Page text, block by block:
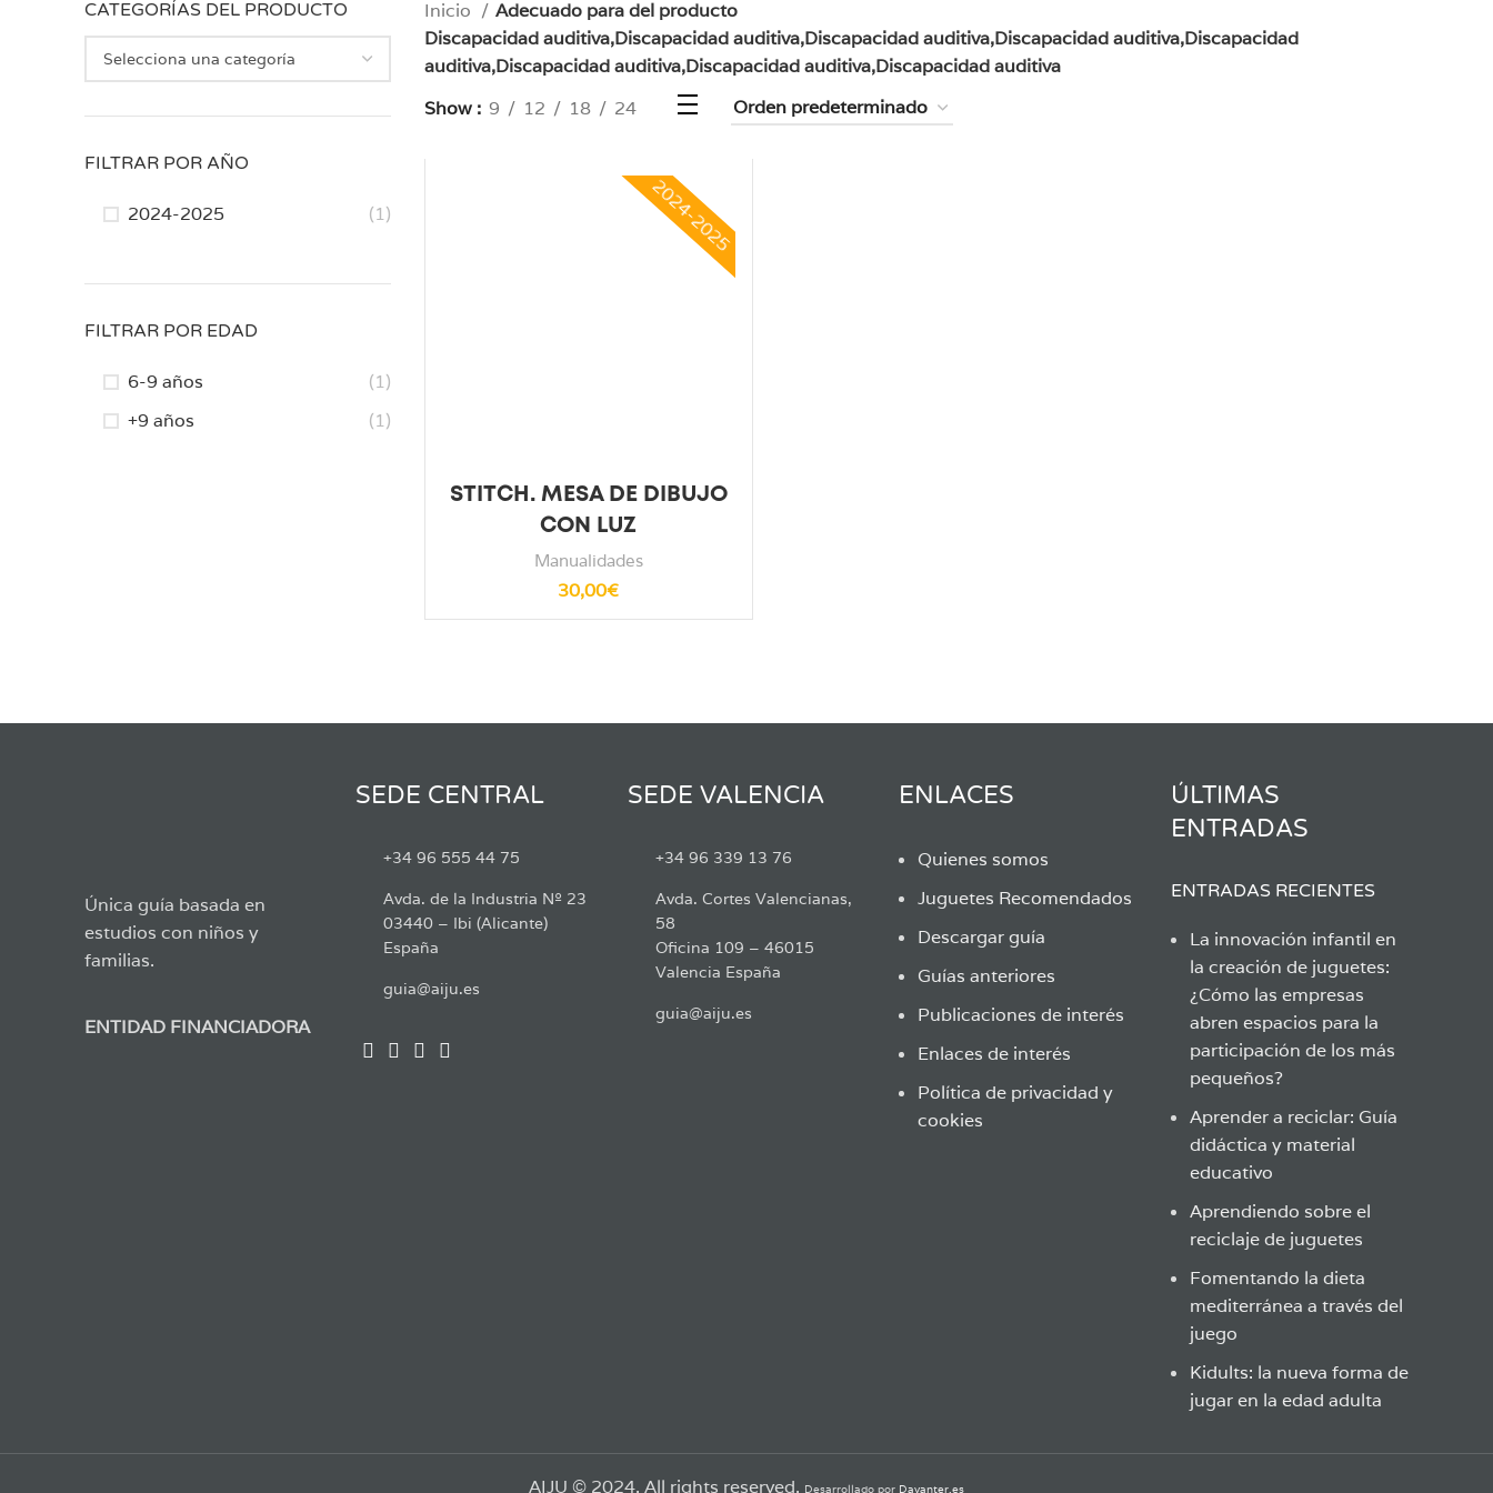
CATEGORÍAS DEL PRODUCTO
FILTRAR POR AÑO
2024-2025 (1)
FILTRAR POR EDAD
6-9 años
(1)
+9 años
(1)
Inicio
Adecuado para del producto
Discapacidad auditiva,Discapacidad auditiva,Discapacidad auditiva,Discapacidad auditiva,Discapacidad
auditiva,Discapacidad auditiva,Discapacidad auditiva,Discapacidad auditiva
Show
9 12 18 24
2024-2025
STITCH. MESA DE DIBUJO
CON LUZ
Manualidades
30,00€
Única guía basada en
estudios con niños y
familias.
ENTIDAD FINANCIADORA
SEDE CENTRAL
+34 96 555 44 75
Avda. de la Industria Nº 23
03440 – Ibi (Alicante)
España
guia@aiju.es
SEDE VALENCIA
+34 96 339 13 76
Avda. Cortes Valencianas,
58
Oficina 109 – 46015
Valencia España
guia@aiju.es
ENLACES
Quienes somos
Juguetes Recomendados
Descargar guía
Guías anteriores
Publicaciones de interés
Enlaces de interés
Política de privacidad y
cookies
ÚLTIMAS
ENTRADAS
ENTRADAS RECIENTES
La innovación infantil en
la creación de juguetes:
¿Cómo las empresas
abren espacios para la
participación de los más
pequeños?
Aprender a reciclar: Guía
didáctica y material
educativo
Aprendiendo sobre el
reciclaje de juguetes
Fomentando la dieta
mediterránea a través del
juego
Kidults: la nueva forma de
jugar en la edad adulta
AIJU © 2024. All rights reserved. Desarrollado por Davanter.es